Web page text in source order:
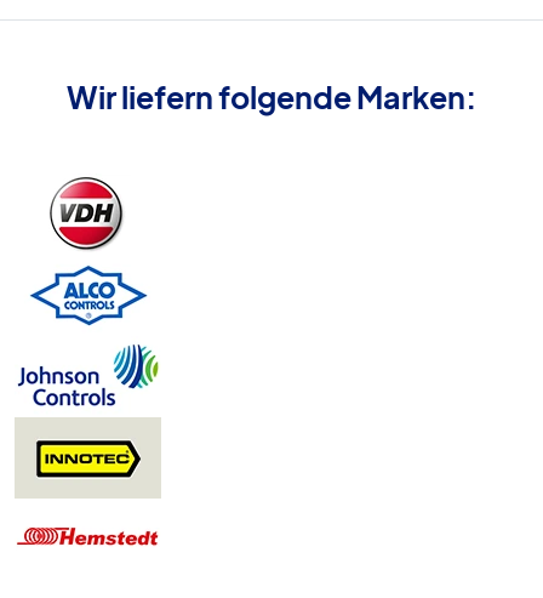
Wir liefern folgende Marken: